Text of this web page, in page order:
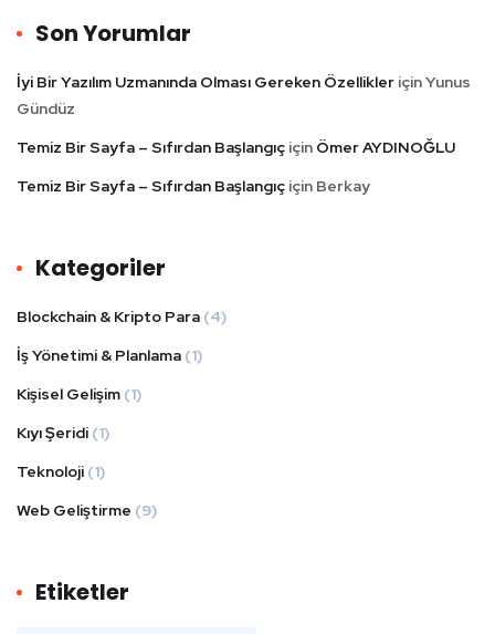
Son Yorumlar
İyi Bir Yazılım Uzmanında Olması Gereken Özellikler içinYunus
Gündüz
Temiz Bir Sayfa – Sıfırdan Başlangıç için Ömer AYDINOĞLU
Temiz Bir Sayfa – Sıfırdan Başlangıç için Berkay
Kategoriler
Blockchain & Kripto Para (4)
İş Yönetimi & Planlama (1)
Kişisel Gelişim (1)
Kıyı Şeridi (1)
Teknoloji (1)
Web Geliştirme (9)
Etiketler